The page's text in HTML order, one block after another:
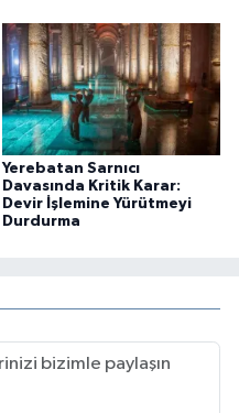
Yerebatan Sarnıcı
Davasında Kritik Karar:
Devir İşlemine Yürütmeyi
Durdurma